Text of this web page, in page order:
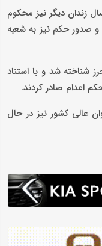
به دلیل توهین به مقدسات، به 5 سال زندان دیگر نیز محکوم
و صدور حکم نیز به شعبه
اتهام جدید تتلو در شعبه 6 محرز شناخته شد و با استناد
عالی کشور نیز در حال